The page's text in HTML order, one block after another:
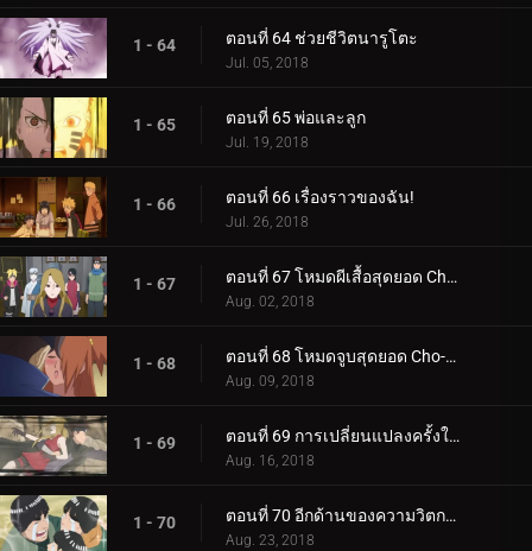
1 - 64 ตอนที่ 64 ช่วยชีวิตนารูโตะ
Jul. 05, 2018
1 - 65 ตอนที่ 65 พ่อและลูก
Jul. 19, 2018
1 - 66 ตอนที่ 66 เรื่องราวของฉัน!
Jul. 26, 2018
1 - 67 ตอนที่ 67 โหมดผีเสื้อสุดยอด Cho-Cho!
Aug. 02, 2018
1 - 68 ตอนที่ 68 โหมดจูบสุดยอด Cho-Cho!
Aug. 09, 2018
1 - 69 ตอนที่ 69 การเปลี่ยนแปลงครั้งใหญ่ของความรัก Cho-Cho!
Aug. 16, 2018
1 - 70 ตอนที่ 70 อีกด้านของความวิตกกังวล
Aug. 23, 2018